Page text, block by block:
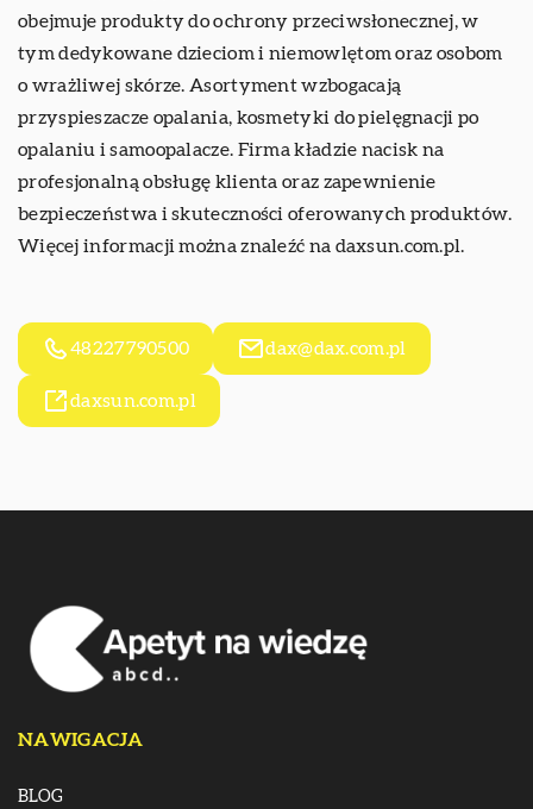
obejmuje produkty do ochrony przeciwsłonecznej, w
tym dedykowane dzieciom i niemowlętom oraz osobom
o wrażliwej skórze. Asortyment wzbogacają
przyspieszacze opalania, kosmetyki do pielęgnacji po
opalaniu i samoopalacze. Firma kładzie nacisk na
profesjonalną obsługę klienta oraz zapewnienie
bezpieczeństwa i skuteczności oferowanych produktów.
Więcej informacji można znaleźć na daxsun.com.pl.
48227790500 dax@dax.com.pl
daxsun.com.pl
NAWIGACJA
BLOG